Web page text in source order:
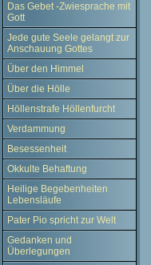
Das Gebet -Zwiesprache mit
Gott
Jede gute Seele gelangt zur
Anschauung Gottes
Über den Himmel
Über die Hölle
Höllenstrafe Höllenfurcht
Verdammung
Besessenheit
Okkulte Behaftung
Heilige Begebenheiten
Lebensläufe
Pater Pio spricht zur Welt
Gedanken und
Überlegungen